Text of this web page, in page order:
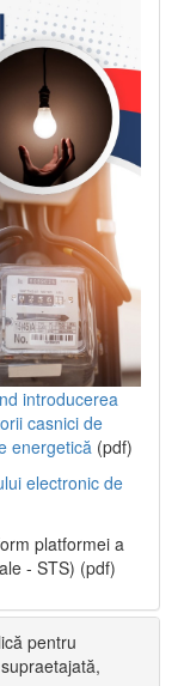
introducerea
casnici de
energetică (pdf)
electronic de
platformei a
- STS) (pdf)
pentru